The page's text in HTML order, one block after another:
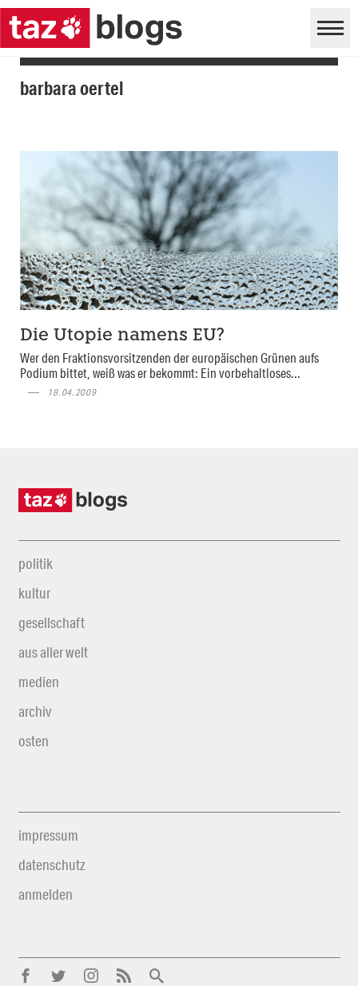
barbara oertel
Die Utopie namens EU?
Wer den Fraktionsvorsitzenden der europäischen Grünen aufs
Podium bittet, weiß was er bekommt: Ein vorbehaltloses...
18.04.2009
politik
kultur
gesellschaft
aus aller welt
medien
archiv
osten
impressum
datenschutz
anmelden